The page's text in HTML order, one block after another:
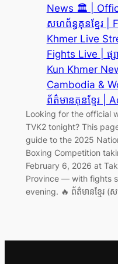
News 🏛️ |
សហព័ន្ធគុនខ្មែរ |
Khmer Live
Fights Live | ផ្ស
Kun Khmer
Cambodia &
ព័ត៌មានគុនខ្មែរ |
Looking for the official
TVK2 tonight? This
guide to the 2025
Boxing Competition
February 6, 2026 at
Province — with fights
evening. 🔥 ព័ត៌មានខ្មែរ (ស